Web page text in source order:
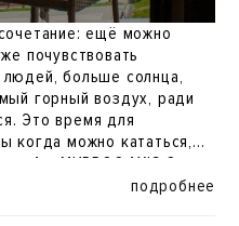
подробнее
почувствовать
горный воздух, ради
А в МИРРОС AXIS Отель
по-настоящему